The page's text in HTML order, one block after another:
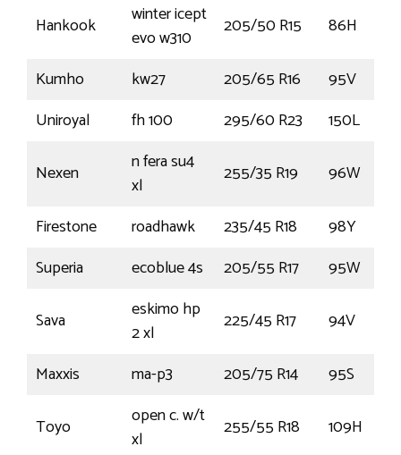
Hankook
winter icept
evo w310
205/50 R15
86H
Kumho
kw27 205/65 R16
95V
Uniroyal
fh 100 295/60 R23
150L
Nexen
n fera su4
xl
255/35 R19
96W
Firestone
roadhawk 235/45 R18
98Y
Superia
ecoblue 4s 205/55 R17
95W
Sava
eskimo hp
2 xl
225/45 R17
94V
Maxxis
ma-p3 205/75 R14
95S
Toyo
open c. w/t
xl
255/55 R18 109H